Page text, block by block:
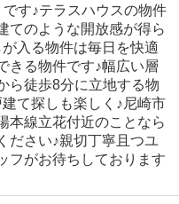
す♪テラスハウスの物件
てのような開放感が得ら
入る物件は毎日を快適
きる物件です♪幅広い層
ら徒歩8分に立地する物
て探しも楽しく♪尼崎市
本線立花付近のことなら
ださい♪親切丁寧且つユ
フがお待ちしております